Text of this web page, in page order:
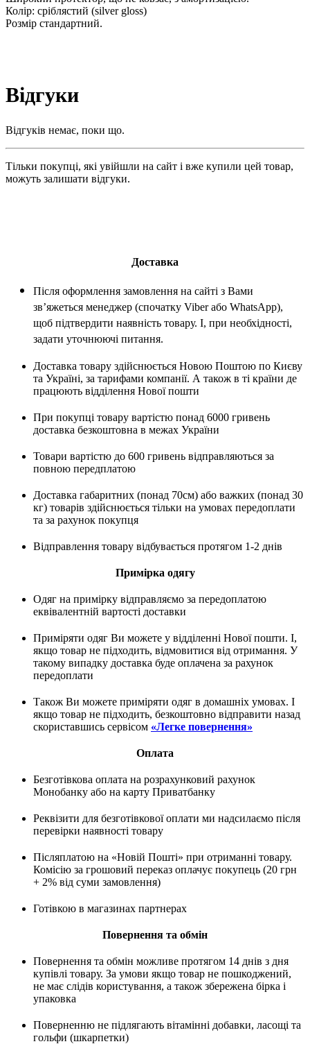
Колір: сріблястий (silver gloss)
Розмір стандартний.
Відгуки
Відгуків немає, поки що.
Тільки покупці, які увійшли на сайт і вже купили цей товар,
можуть залишати відгуки.
Доставка
Після оформлення замовлення на сайті з Вами
зв’яжеться менеджер (спочатку Viber або WhatsApp),
щоб підтвердити наявність товару. І, при необхідності,
задати уточнюючі питання.
Доставка товару здійснюється Новою Поштою по Києву
та Україні, за тарифами компанії. А також в ті країни де
працюють відділення Нової пошти
При покупці товару вартістю понад 6000 гривень
доставка безкоштовна в межах України
Товари вартістю до 600 гривень відправляються за
повною передплатою
Доставка габаритних (понад 70см) або важких (понад 30
кг) товарів здійснюється тільки на умовах передоплати
та за рахунок покупця
Відправлення товару відбувається протягом 1-2 днів
Примірка одягу
Одяг на примірку відправляємо за передоплатою
еквівалентній вартості доставки
Приміряти одяг Ви можете у відділенні Нової пошти. І,
якщо товар не підходить, відмовитися від отримання. У
такому випадку доставка буде оплачена за рахунок
передоплати
Також Ви можете приміряти одяг в домашніх умовах. І
якщо товар не підходить, безкоштовно відправити назад
скориставшись сервісом «Легке повернення»
Оплата
Безготівкова оплата на розрахунковий рахунок
Монобанку або на карту Приватбанку
Реквізити для безготівкової оплати ми надсилаємо після
перевірки наявності товару
Післяплатою на «Новій Пошті» при отриманні товару.
Комісію за грошовий переказ оплачує покупець (20 грн
+ 2% від суми замовлення)
Готівкою в магазинах партнерах
Повернення та обмін
Повернення та обмін можливе протягом 14 днів з дня
купівлі товару. За умови якщо товар не пошкоджений,
не має слідів користування, а також збережена бірка і
упаковка
Поверненню не підлягають вітамінні добавки, ласощі та
гольфи (шкарпетки)